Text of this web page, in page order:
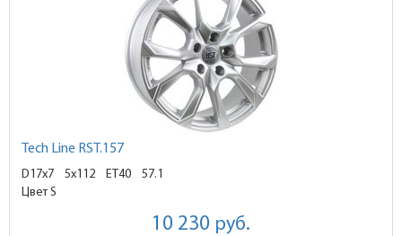
Tech Line RST.157
D17x7 5x112 ET40
57.1
Цвет S
10 230 руб.